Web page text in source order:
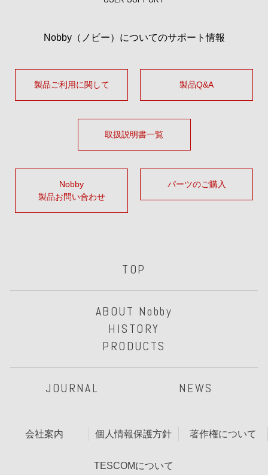
Nobby（ノビー）についてのサポート情報
製品ご利用に関して 製品Q&A
取扱説明書一覧
Nobby
製品お問い合わせ
パーツのご購入
TOP
ABOUT Nobby
HISTORY
PRODUCTS
JOURNAL NEWS
会社案内 個人情報保護方針 著作権について
TESCOMについて